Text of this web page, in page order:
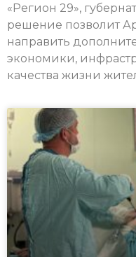
«Регион 29»,
решение позволит
направить
экономики,
качества жизни